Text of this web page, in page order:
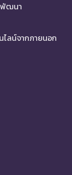
พัฒนา
ไลน์จากภายนอก